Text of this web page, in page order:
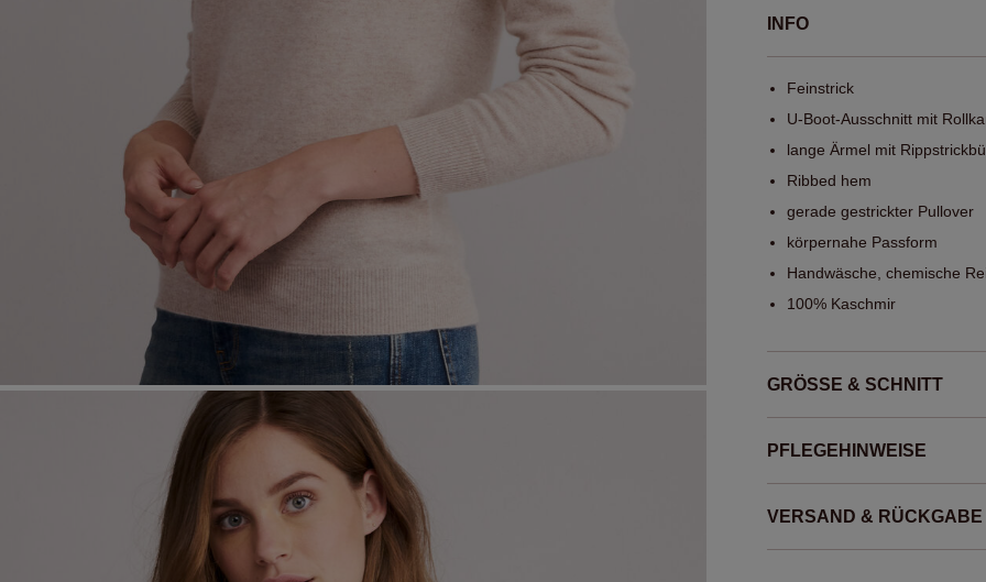
INFO
Feinstrick
U-Boot-Ausschnitt mit
lange Ärmel mit
Ribbed hem
gerade gestrickter Pullover
körpernahe Passform
Handwäsche, chemische
100% Kaschmir
GRÖSSE & SCHNITT
PFLEGEHINWEISE
VERSAND & RÜCKGABE